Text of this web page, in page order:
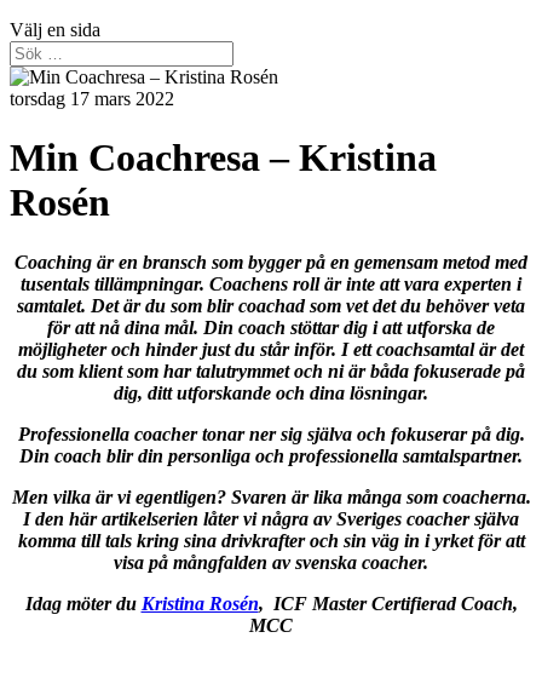
Välj en sida
torsdag 17 mars 2022
Min Coachresa – Kristina
Rosén
Coaching är en bransch som bygger på en gemensam metod med
tusentals tillämpningar. Coachens roll är inte att vara experten i
samtalet. Det är du som blir coachad som vet det du behöver veta
för att nå dina mål. Din coach stöttar dig i att utforska de
möjligheter och hinder just du står inför. I ett coachsamtal är det
du som klient som har talutrymmet och ni är båda fokuserade på
dig, ditt utforskande och dina lösningar.
Professionella coacher tonar ner sig själva och fokuserar på dig.
Din coach blir din personliga och professionella samtalspartner.
Men vilka är vi egentligen? Svaren är lika många som coacherna.
I den här artikelserien låter vi några av Sveriges coacher själva
komma till tals kring sina drivkrafter och sin väg in i yrket för att
visa på mångfalden av svenska coacher.
Idag möter du Kristina Rosén, ICF Master Certifierad Coach,
MCC